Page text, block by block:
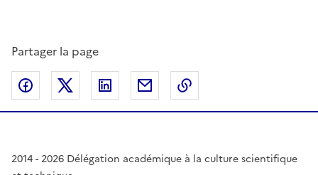
Partager la page
Partager sur Facebook
Partager sur Twitter
Partager sur LinkedIn
Partager par email
2014 - 2026 Délégation académique à la culture scientifique